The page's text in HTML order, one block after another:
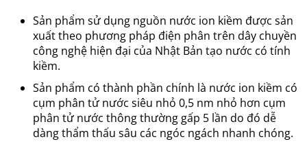
Sản phẩm sử dụng nguồn nước ion kiềm được sản
xuất theo phương pháp điện phân trên dây chuyền
công nghệ hiện đại của Nhật Bản tạo nước có tính
kiềm.
Sản phẩm có thành phần chính là nước ion kiềm có
cụm phân tử nước siêu nhỏ 0,5 nm nhỏ hơn cụm
phân tử nước thông thường gấp 5 lần do đó dễ
dàng thẩm thấu sâu các ngóc ngách nhanh chóng.